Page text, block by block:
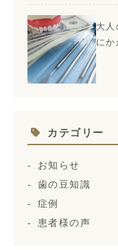
大
にか
カテゴリー
お知らせ
歯の豆知識
症例
患者様の声